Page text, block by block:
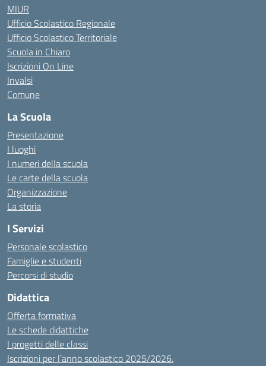
MIUR
Ufficio Scolastico Regionale
Ufficio Scolastico Territoriale
Scuola in Chiaro
Iscrizioni On Line
Invalsi
Comune
La Scuola
Presentazione
I luoghi
I numeri della scuola
Le carte della scuola
Organizzazione
La storia
I Servizi
Personale scolastico
Famiglie e studenti
Percorsi di studio
Didattica
Offerta formativa
Le schede didattiche
I progetti delle classi
Iscrizioni per l’anno scolastico 2025/2026.